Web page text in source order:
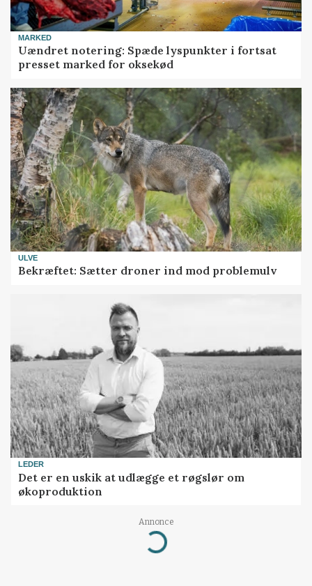
MARKED
Uændret notering: Spæde lyspunkter i fortsat
presset marked for oksekød
ULVE
Bekræftet: Sætter droner ind mod problemulv
LEDER
Det er en uskik at udlægge et røgslør om
økoproduktion
Annonce
Loading...